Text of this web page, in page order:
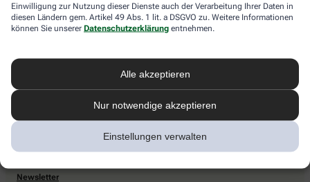
Einwilligung zur Nutzung dieser Dienste auch der Verarbeitung Ihrer Daten in
diesen Ländern gem. Artikel 49 Abs. 1 lit. a DSGVO zu. Weitere Informationen
können Sie unserer Datenschutzerklärung entnehmen.
Alle akzeptieren
Nur notwendige akzeptieren
Einstellungen verwalten
Abholung in der Apotheke
Botendienstlieferung
apotheke.com Informationen
Newsletter